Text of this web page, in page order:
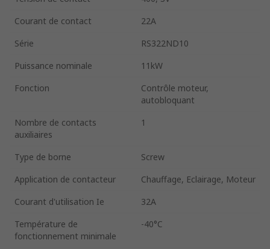
Courant de contact
22A
Série
RS322ND10
Puissance nominale
11kW
Fonction
Contrôle moteur,
autobloquant
Nombre de contacts
auxiliaires
1
Type de borne
Screw
Application de contacteur
Chauffage, Eclairage, Moteur
Courant d'utilisation Ie
32A
Température de
fonctionnement minimale
-40°C